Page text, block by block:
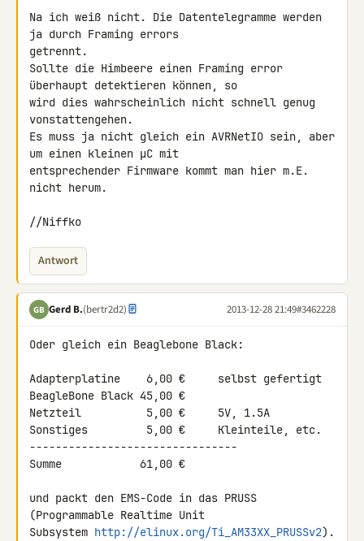
Na ich weiß nicht. Die Datentelegramme werden
ja durch Framing errors
getrennt.
Sollte die Himbeere einen Framing error
überhaupt detektieren können, so
wird dies wahrscheinlich nicht schnell genug
vonstattengehen.
Es muss ja nicht gleich ein AVRNetIO sein, aber
um einen kleinen µC mit
entsprechender Firmware kommt man hier m.E.
nicht herum.
//Niffko
Antwort
GB Gerd B.(bertr2d2) 2013-12-28 21:49#3462228
Oder gleich ein Beaglebone Black:
Adapterplatine    6,00 €     selbst gefertigt
BeagleBone Black 45,00 €
Netzteil          5,00 €     5V, 1.5A
Sonstiges         5,00 €     Kleinteile, etc.
--------------------------------
Summe            61,00 €
und packt den EMS-Code in das PRUSS
(Programmable Realtime Unit
Subsystem http://elinux.org/Ti_AM33XX_PRUSSv2).